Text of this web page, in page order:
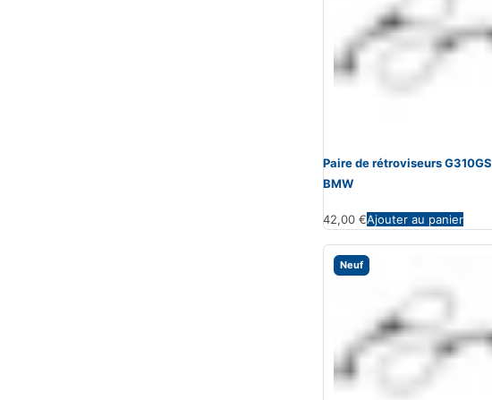
Paire de rétroviseurs G310GS
BMW
42,00€Ajouter au panier
Neuf